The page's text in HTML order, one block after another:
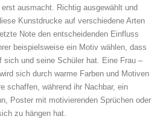
ausmacht. Richtig ausgewählt und
Kunstdrucke auf verschiedene Arten
Note den entscheidenden Einfluss
beispielsweise ein Motiv wählen, dass
sich und seine Schüler hat. Eine Frau –
sich durch warme Farben und Motiven
schaffen, während ihr Nachbar, ein
Poster mit motivierenden Sprüchen oder
zu hängen hat.